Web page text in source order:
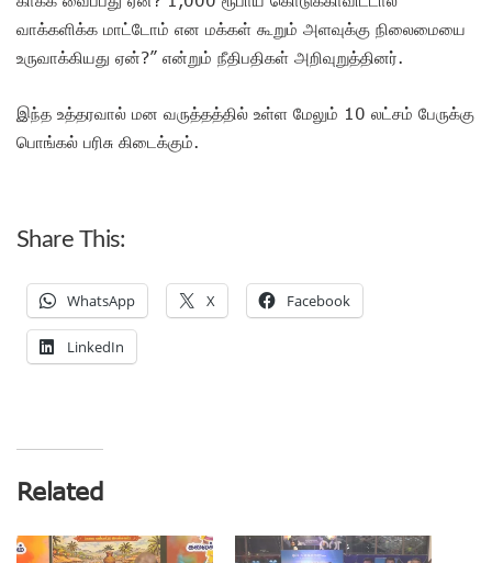
வாக்களிக்க மாட்டோம் என மக்கள் கூறும் அளவுக்கு நிலைமையை
உருவாக்கியது ஏன்?” என்றும் நீதிபதிகள் அறிவுறுத்தினர்.
இந்த உத்தரவால் மன வருத்தத்தில் உள்ள மேலும் 10 லட்சம் பேருக்கு
பொங்கல் பரிசு கிடைக்கும்.
Share This:
WhatsApp X Facebook
LinkedIn
Related